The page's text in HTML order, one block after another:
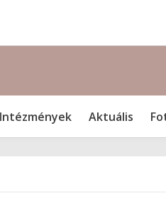
Intézmények Aktuális